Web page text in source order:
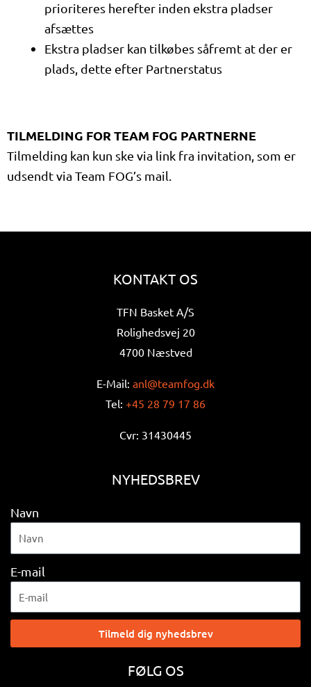
prioriteres herefter inden ekstra pladser
afsættes
Ekstra pladser kan tilkøbes såfremt at der er
plads, dette efter Partnerstatus
TILMELDING FOR TEAM FOG PARTNERNE
Tilmelding kan kun ske via link fra invitation, som er
udsendt via Team FOG’s mail.
KONTAKT OS
TFN Basket A/S
Rolighedsvej 20
4700 Næstved
E-Mail: anl@teamfog.dk
Tel: +45 28 79 17 86
Cvr: 31430445
NYHEDSBREV
Navn
E-mail
Tilmeld dig nyhedsbrev
FØLG OS